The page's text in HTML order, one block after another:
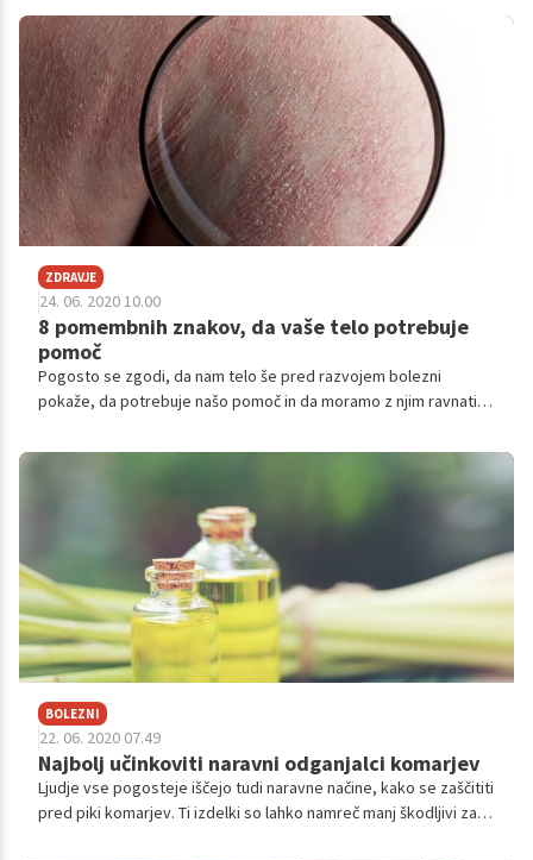
jim lahko pripisujemo lastnosti zdravljenja?
ZDRAVJE
24. 06. 2020 10.00
8 pomembnih znakov, da vaše telo potrebuje
pomoč
Pogosto se zgodi, da nam telo še pred razvojem bolezni
pokaže, da potrebuje našo pomoč in da moramo z njim ravnati
jih ignoriramo, kot da bi spremenili določene navade, ki nam
BOLEZNI
22. 06. 2020 07.49
Najbolj učinkoviti naravni odganjalci komarjev
Ljudje vse pogosteje iščejo tudi naravne načine, kako se zaščititi
pred piki komarjev. Ti izdelki so lahko namreč manj škodljivi za